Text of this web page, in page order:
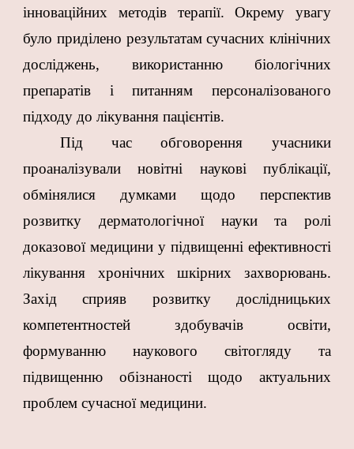
інноваційних методів терапії. Окрему увагу
було приділено результатам сучасних клінічних
досліджень, використанню біологічних
препаратів і питанням персоналізованого
підходу до лікування пацієнтів.
Під час обговорення учасники
проаналізували новітні наукові публікації,
обмінялися думками щодо перспектив
розвитку дерматологічної науки та ролі
доказової медицини у підвищенні ефективності
лікування хронічних шкірних захворювань.
Захід сприяв розвитку дослідницьких
компетентностей здобувачів освіти,
формуванню наукового світогляду та
підвищенню обізнаності щодо актуальних
проблем сучасної медицини.